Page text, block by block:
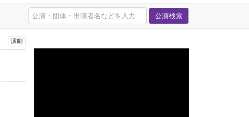
公演検索
演劇